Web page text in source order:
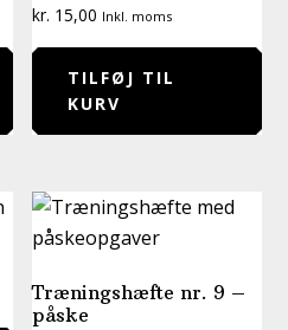
kr. 15,00 Inkl. moms
TILFØJ TIL
KURV
Træningshæfte nr. 9 –
påske